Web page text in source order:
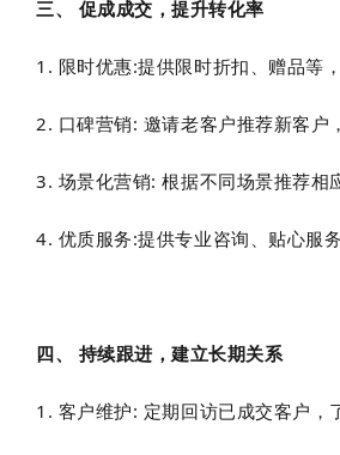
三、 促成成交，提升转化率
1. 限时优惠:提供限时折扣、赠品等
2. 口碑营销: 邀请老客户推荐新客户
3. 场景化营销: 根据不同场景推荐相
4. 优质服务:提供专业咨询、贴心服
四、 持续跟进，建立长期关系
1. 客户维护: 定期回访已成交客户，